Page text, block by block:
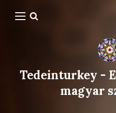
Tedeinturkey -
magyar